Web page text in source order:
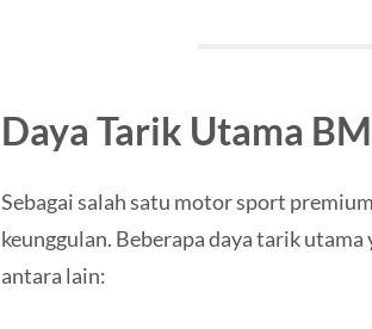
Daya Tarik Utama
Sebagai salah satu motor sport
keunggulan. Beberapa daya tarik
antara lain: